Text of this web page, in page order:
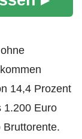
14,4 Prozent
1.200 Euro